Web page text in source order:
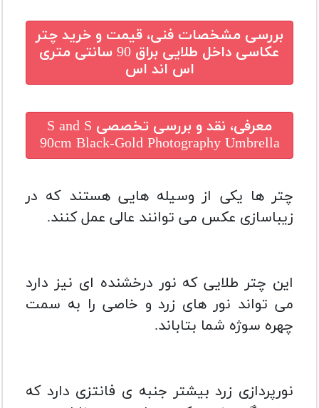
بررسی مشخصات فنی، قیمت و خرید چتر
عکاسی داخل طلایی براق 90 سانتی متری
اس اند اس
معرفی، نقد و بررسی تخصصی S and S
90cm Black-Gold Photography Umbrella
چتر ها یکی از وسیله هایی هستند که در
زیباسازی عکس می توانند عالی عمل کنند.
این چتر طلایی که نور درخشنده ای نیز دارد
می تواند نور های زرد و خاصی را به سمت
چهره سوژه شما بتاباند.
نورپردازی زرد بیشتر جنبه ی فانتزی دارد که